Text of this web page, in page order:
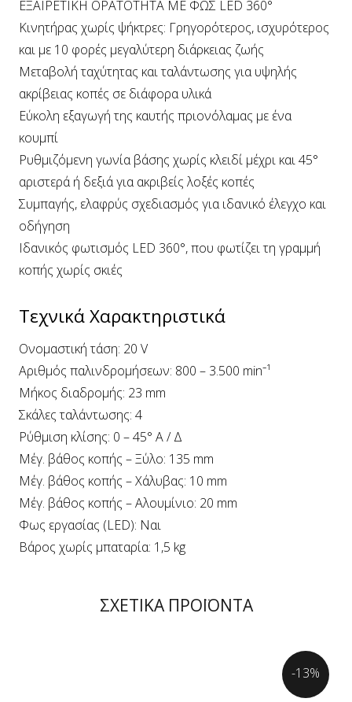
ΕΞΑΙΡΕΤΙΚΗ ΟΡΑΤΟΤΗΤΑ ΜΕ ΦΩΣ LED 360°
Κινητήρας χωρίς ψήκτρες: Γρηγορότερος, ισχυρότερος
και με 10 φορές μεγαλύτερη διάρκειας ζωής
Mεταβολή ταχύτητας και ταλάντωσης για υψηλής
ακρίβειας κοπές σε διάφορα υλικά
Εύκολη εξαγωγή της καυτής πριονόλαμας με ένα
κουμπί
Ρυθμιζόμενη γωνία βάσης χωρίς κλειδί μέχρι και 45°
αριστερά ή δεξιά για ακριβείς λοξές κοπές
Συμπαγής, ελαφρύς σχεδιασμός για ιδανικό έλεγχο και
οδήγηση
Ιδανικός φωτισμός LED 360°, που φωτίζει τη γραμμή
κοπής χωρίς σκιές
Τεχνικά Χαρακτηριστικά
Ονομαστική τάση: 20 V
Αριθμός παλινδρομήσεων: 800 – 3.500 min⁻¹
Μήκος διαδρομής: 23 mm
Σκάλες ταλάντωσης: 4
Ρύθμιση κλίσης: 0 – 45° Α / Δ
Μέγ. βάθος κοπής – Ξύλο: 135 mm
Μέγ. βάθος κοπής – Χάλυβας: 10 mm
Μέγ. βάθος κοπής – Αλουμίνιο: 20 mm
Φως εργασίας (LED): Ναι
Βάρος χωρίς μπαταρία: 1,5 kg
ΣΧΕΤΙΚΑ ΠΡΟΪΟΝΤΑ
-13%